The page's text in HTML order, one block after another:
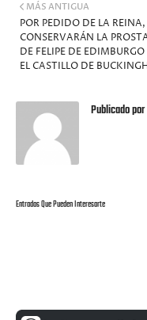
MÁS ANTIGUA
POR PEDIDO DE LA REINA,
CONSERVARÁN LA
DE FELIPE DE EDIMBURGO
EL CASTILLO DE
Publicado por
Entradas Que Pueden Interesarte